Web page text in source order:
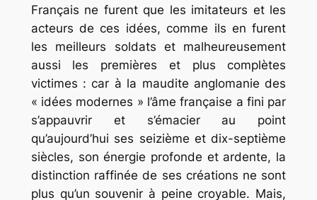
Français ne furent que les imitateurs et les
acteurs de ces idées, comme ils en furent
les meilleurs soldats et malheureusement
aussi les premières et plus complètes
victimes : car à la maudite anglomanie des
« idées modernes » l’âme française a fini par
s’appauvrir et s’émacier au point
qu’aujourd’hui ses seizième et dix-septième
siècles, son énergie profonde et ardente, la
distinction raffinée de ses créations ne sont
plus qu’un souvenir à peine croyable. Mais,